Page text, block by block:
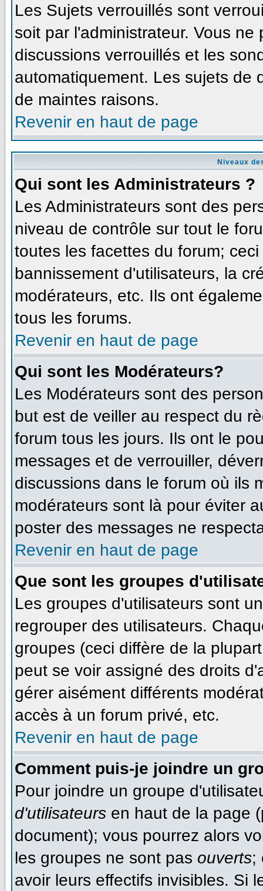
Les Sujets verrouillés sont
soit par l'administrateur. Vous
discussions verrouillés et les
automatiquement. Les sujets de
de maintes raisons.
Revenir en haut de page
Niveaux
Qui sont les Administrateurs ?
Les Administrateurs sont des
niveau de contrôle sur tout le
toutes les facettes du forum;
bannissement d'utilisateurs, la
modérateurs, etc. Ils ont
tous les forums.
Revenir en haut de page
Qui sont les Modérateurs?
Les Modérateurs sont des
but est de veiller au respect du
forum tous les jours. Ils ont le
messages et de verrouiller,
discussions dans le forum où ils
modérateurs sont là pour éviter
poster des messages ne
Revenir en haut de page
Que sont les groupes
Les groupes d'utilisateurs sont
regrouper des utilisateurs.
groupes (ceci diffère de la
peut se voir assigné des droits
gérer aisément différents
accès à un forum privé, etc.
Revenir en haut de page
Comment puis-je joindre un
Pour joindre un groupe
d'utilisateurs en haut de la page
document); vous pourrez alors
les groupes ne sont pas ouverts;
avoir leurs effectifs invisibles. Si